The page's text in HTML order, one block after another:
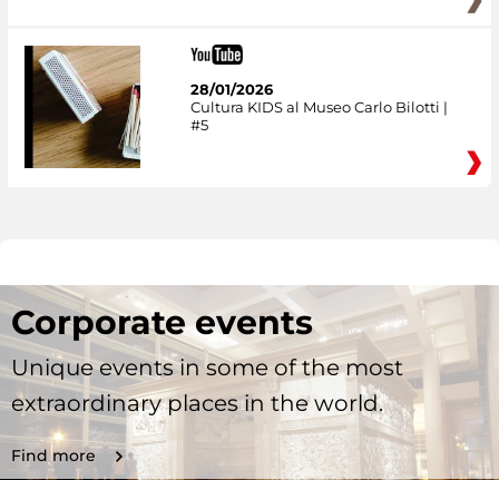
28/01/2026
Cultura KIDS al Museo Carlo Bilotti |
#5
Corporate events
Unique events in some of the most
extraordinary places in the world.
Find more